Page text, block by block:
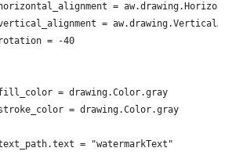
=
=
= -40
= drawing.Color.gray
= drawing.Color.gray
= "watermarkText"